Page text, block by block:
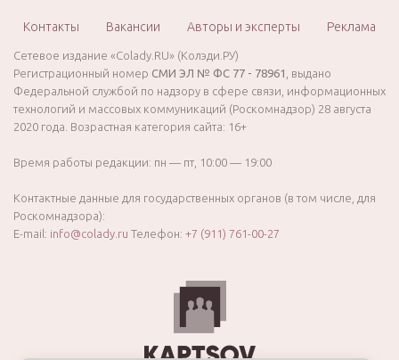
Контакты Вакансии Авторы и эксперты Реклама
Сетевое издание «Colady.RU» (Колэди.РУ)
Регистрационный номер СМИ ЭЛ № ФС 77 - 78961
, выдано
Федеральной службой по надзору в сфере связи, информационных
технологий и массовых коммуникаций (Роскомнадзор) 28 августа
2020 года. Возрастная категория сайта: 16+
Время работы редакции: пн — пт, 10:00 — 19:00
Контактные данные для государственных органов (в том числе, для
Роскомнадзора):
E-mail: info@colady.ru Телефон: +7 (911) 761-00-27